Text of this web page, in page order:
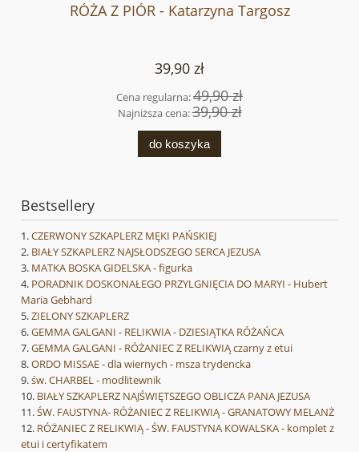
RÓŻA Z PIÓR - Katarzyna Targosz
39,90 zł
Cena regularna:49,90 zł
Najniższa cena:39,90 zł
do koszyka
Bestsellery
CZERWONY SZKAPLERZ MĘKI PAŃSKIEJ
BIAŁY SZKAPLERZ NAJSŁODSZEGO SERCA JEZUSA
MATKA BOSKA GIDELSKA - figurka
PORADNIK DOSKONAŁEGO PRZYLGNIĘCIA DO MARYI - Hubert
Maria Gebhard
ZIELONY SZKAPLERZ
GEMMA GALGANI - RELIKWIA - DZIESIĄTKA RÓŻAŃCA
GEMMA GALGANI - RÓŻANIEC Z RELIKWIĄ czarny z etui
ORDO MISSAE - dla wiernych - msza trydencka
św. CHARBEL - modlitewnik
BIAŁY SZKAPLERZ NAJŚWIĘTSZEGO OBLICZA PANA JEZUSA
ŚW. FAUSTYNA- RÓŻANIEC Z RELIKWIĄ - GRANATOWY MELANŻ
RÓŻANIEC Z RELIKWIĄ - ŚW. FAUSTYNA KOWALSKA - komplet z
etui i certyfikatem